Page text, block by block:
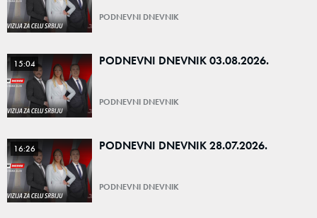
PODNEVNI DNEVNIK
15:04 PODNEVNI DNEVNIK 03.08.2026.
PODNEVNI DNEVNIK
16:26 PODNEVNI DNEVNIK 28.07.2026.
PODNEVNI DNEVNIK